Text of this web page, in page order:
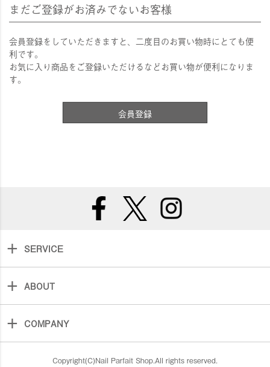
まだご登録がお済みでないお客様
会員登録をしていただきますと、二度目のお買い物時にとても便
利です。
お気に入り商品をご登録いただけるなどお買い物が便利になりま
す。
会員登録
SERVICE
ABOUT
COMPANY
Copyright(C)Nail Parfait Shop.All rights reserved.